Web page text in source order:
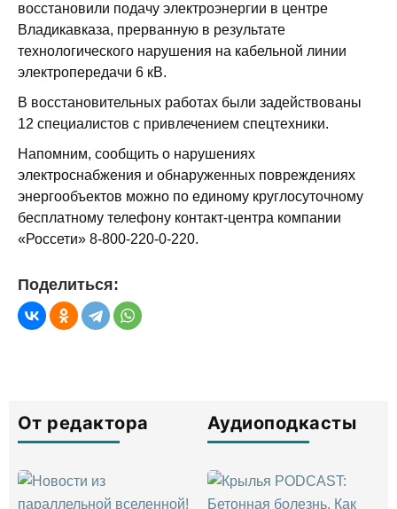
восстановили подачу электроэнергии в центре
Владикавказа, прерванную в результате
технологического нарушения на кабельной линии
электропередачи 6 кВ.
В восстановительных работах были задействованы
12 специалистов с привлечением спецтехники.
Напомним, сообщить о нарушениях
электроснабжения и обнаруженных повреждениях
энергообъектов можно по единому круглосуточному
бесплатному телефону контакт-центра компании
«Россети» 8-800-220-0-220.
Поделиться:
От редактора Аудиоподкасты